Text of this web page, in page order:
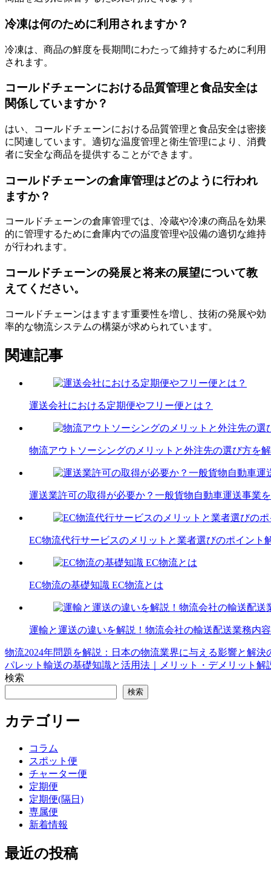
冷凍は何のために利用されますか？
冷凍は、商品の鮮度を長期間にわたって維持するために利用
されます。
コールドチェーンにおける品質管理と食品安全は
関係していますか？
はい、コールドチェーンにおける品質管理と食品安全は密接
に関連しています。適切な温度管理と衛生管理により、消費
者に安全な商品を提供することができます。
コールドチェーンの倉庫管理はどのように行われ
ますか？
コールドチェーンの倉庫管理では、冷蔵や冷凍の商品を効果
的に管理するために倉庫内での温度管理や設備の適切な維持
が行われます。
コールドチェーンの発展と将来の展望について教
えてください。
コールドチェーンはますます重要性を増し、技術の発展や効
率的な物流システムの構築が求められています。
関連記事
運送会社における定期便やフリー便とは？
物流アウトソーシングのメリットと外注先の選び方を
運送業許可の取得が必要か？一般貨物自動車運送事業
EC物流代行サービスのメリットと業者選びのポイント
EC物流の基礎知識 EC物流とは
運輸と運送の違いを解説！物流会社の輸送配送業務内
投
稿
ビ
ゲ
物流2024年問題を解説：日本の物流業界に与える影響と解決
パレット輸送の基礎知識と活用法｜メリット・デメリット
検索
検索
カテゴリー
コラム
スポット便
チャーター便
定期便
定期便(隔日)
専属便
新着情報
最近の投稿